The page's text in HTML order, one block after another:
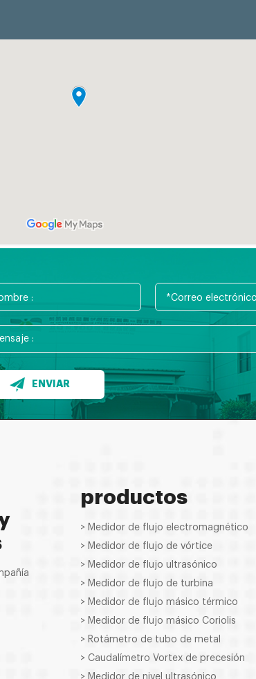
ENVIAR
productos
> Medidor de flujo electromagnético
> Medidor de flujo de vórtice
> Medidor de flujo ultrasónico
> Medidor de flujo de turbina
> Medidor de flujo másico térmico
> Medidor de flujo másico Coriolis
> Rotámetro de tubo de metal
> Caudalímetro Vortex de precesión
> Medidor de nivel ultrasónico